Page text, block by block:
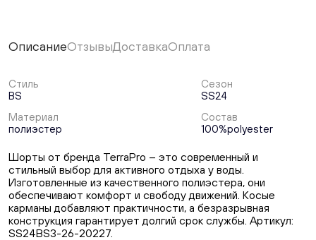
ОписаниеОтзывыДоставкаОплата
Стиль
BS
Сезон
SS24
Материал
полиэстер
Состав
100%polyester
Шорты от бренда TerraPro – это современный и
стильный выбор для активного отдыха у воды.
Изготовленные из качественного полиэстера, они
обеспечивают комфорт и свободу движений. Косые
карманы добавляют практичности, а безразрывная
конструкция гарантирует долгий срок службы. Артикул:
SS24BS3-26-20227.